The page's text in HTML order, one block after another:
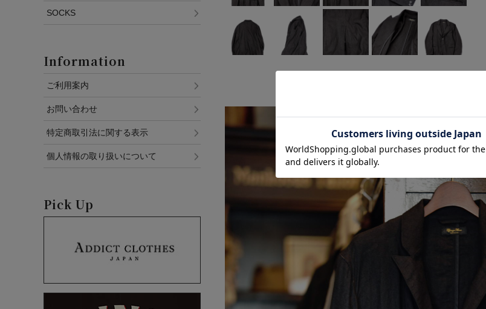
SOCKS
Information
ご利用案内
お問い合わせ
特定商取引法に関する表示
個人情報の取り扱いについて
Pick Up